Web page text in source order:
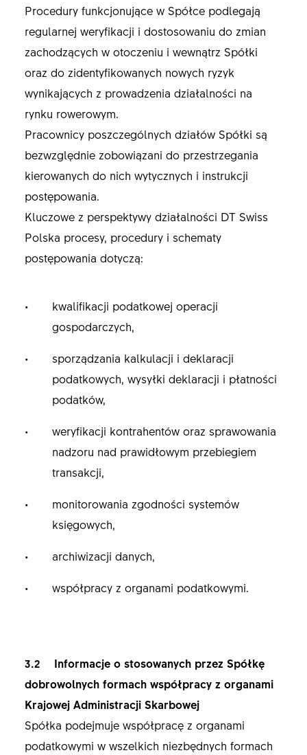
Procedury funkcjonujące w Spółce podlegają
regularnej weryfikacji i dostosowaniu do zmian
zachodzących w otoczeniu i wewnątrz Spółki
oraz do zidentyfikowanych nowych ryzyk
wynikających z prowadzenia działalności na
rynku rowerowym.
Pracownicy poszczególnych działów Spółki są
bezwzględnie zobowiązani do przestrzegania
kierowanych do nich wytycznych i instrukcji
postępowania.
Kluczowe z perspektywy działalności DT Swiss
Polska procesy, procedury i schematy
postępowania dotyczą:
kwalifikacji podatkowej operacji
gospodarczych,
sporządzania kalkulacji i deklaracji
podatkowych, wysyłki deklaracji i płatności
podatków,
weryfikacji kontrahentów oraz sprawowania
nadzoru nad prawidłowym przebiegiem
transakcji,
monitorowania zgodności systemów
księgowych,
archiwizacji danych,
współpracy z organami podatkowymi.
3.2 Informacje o stosowanych przez Spółkę
dobrowolnych formach współpracy z organami
Krajowej Administracji Skarbowej
Spółka podejmuje współpracę z organami
podatkowymi w wszelkich niezbędnych formach